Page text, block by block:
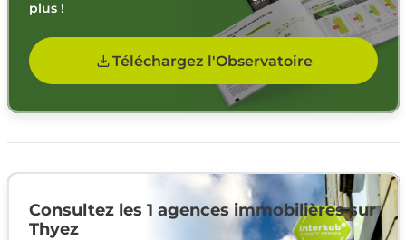
plus !
Téléchargez l'Observatoire
Consultez les 1 agences immobilières sur
Thyez